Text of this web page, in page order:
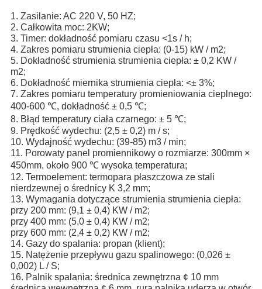
1. Zasilanie: AC 220 V, 50 HZ;
2. Całkowita moc: 2KW;
3. Timer: dokładność pomiaru czasu <1s / h;
4. Zakres pomiaru strumienia ciepła: (0-15) kW / m2;
5. Dokładność strumienia strumienia ciepła: ± 0,2 KW /
m2;
6. Dokładność miernika strumienia ciepła: <± 3%;
7. Zakres pomiaru temperatury promieniowania cieplnego:
400-600 ℃, dokładność ± 0,5 ℃;
8. Błąd temperatury ciała czarnego: ± 5 ℃;
9. Prędkość wydechu: (2,5 ± 0,2) m / s;
10. Wydajność wydechu: (39-85) m3 / min;
11. Porowaty panel promiennikowy o rozmiarze: 300mm ×
450mm, około 900 ℃ wysoka temperatura;
12. Termoelement: termopara płaszczowa ze stali
nierdzewnej o średnicy K 3,2 mm;
13. Wymagania dotyczące strumienia strumienia ciepła:
przy 200 mm: (9,1 ± 0,4) KW / m2;
przy 400 mm: (5,0 ± 0,4) KW / m2;
przy 600 mm: (2,4 ± 0,2) KW / m2;
14. Gazy do spalania: propan (klient);
15. Natężenie przepływu gazu spalinowego: (0,026 ±
0,002) L / S;
16. Palnik spalania: średnica zewnętrzna ¢ 10 mm